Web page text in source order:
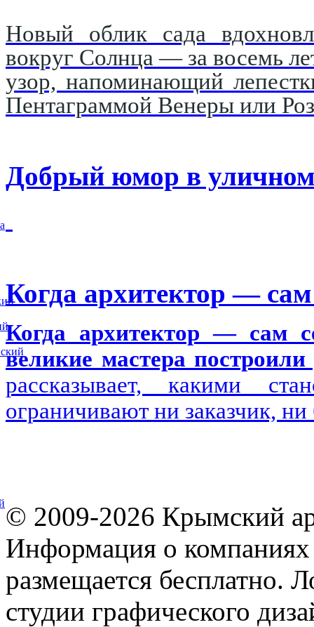
Новый облик сада
вокруг Солнца — за восемь
узор, напоминающий
Пентаграммой Венеры или
Добрый юмор в уличном
Когда архитектор — сам
Когда архитектор — сам
великие мастера построили
рассказывает, какими
ограничивают ни заказчик,
© 2009-2026 Крымский
Информация о компаниях
размещается бесплатно.
студии графического